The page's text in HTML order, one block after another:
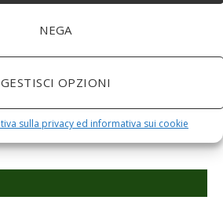
NEGA
GESTISCI OPZIONI
sulla privacy ed informativa sui cookie
Succo Manuale per Le Erbe di
in Acciaio Inox A Mano Erba di
Verdura Estrattore di Succo